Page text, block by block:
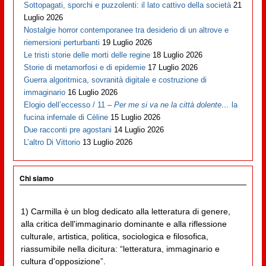
Sottopagati, sporchi e puzzolenti: il lato cattivo della società 21
Luglio 2026
Nostalgie horror contemporanee tra desiderio di un altrove e
riemersioni perturbanti 19 Luglio 2026
Le tristi storie delle morti delle regine 18 Luglio 2026
Storie di metamorfosi e di epidemie 17 Luglio 2026
Guerra algoritmica, sovranità digitale e costruzione di
immaginario 16 Luglio 2026
Elogio dell’eccesso / 11 –Per me si va ne la città dolente… la
fucina infernale di Cèline 15 Luglio 2026
Due racconti pre agostani 14 Luglio 2026
L’altro Di Vittorio 13 Luglio 2026
Chi siamo
1) Carmilla è un blog dedicato alla letteratura di genere,
alla critica dell'immaginario dominante e alla riflessione
culturale, artistica, politica, sociologica e filosofica,
riassumibile nella dicitura: “letteratura, immaginario e
cultura d'opposizione”.